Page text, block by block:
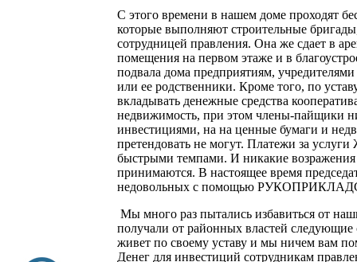
С этого времени в нашем доме проходят
которые выполняют строительные
сотрудницей правления. Она же сдает в
помещения на первом этаже и в
подвала дома предприятиям, учредителями
или ее родственники. Кроме того, по
вкладывать денежные средства
недвижимость, при этом члены-пайщики
инвестициями, на на ценные бумаги и
претендовать не могут. Платежи за
быстрыми темпами. И никакие
принимаются. В настоящее время
недовольных с помощью
Мы много раз пытались избавиться от
получали от районных властей
живет по своему уставу и мы ничем вам
Денег для инвестиций сотрудникам